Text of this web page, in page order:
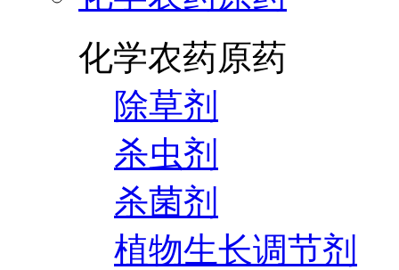
化学农药原药
除草剂
杀虫剂
杀菌剂
植物生长调节剂